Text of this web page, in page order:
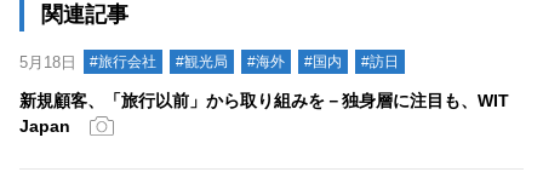
関連記事
5月18日 #旅行会社 #観光局 #海外 #国内 #訪日
新規顧客、「旅行以前」から取り組みを－独身層に注目も、WIT
Japan